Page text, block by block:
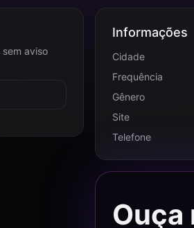
aviso
Informações
Cidade
Frequência
Gênero
Site
Telefone
Ouça